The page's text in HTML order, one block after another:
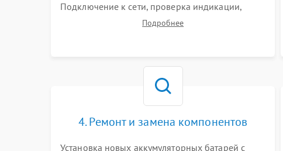
Подключение к сети, проверка индикации,
звуковых сигналов и кодов ошибок. Измерение
Подробнее
4. Ремонт и замена компонентов
Установка новых аккумуляторных батарей с